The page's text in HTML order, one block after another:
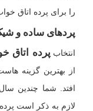
را برای پرده اتاق
پردهای ساده و
انتخاب پرده اتاق
از بهترین گزینه
افتد. شما چندین سال
لازم به ذکر است